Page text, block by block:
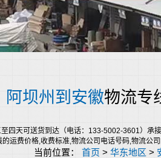
阿坝州到安徽物流专
四天可送货到达（电话：133-5002-3601）
运费价格,收费标准,物流公司电话号码,物流公
当前位置： 首页 > 华东地区 >